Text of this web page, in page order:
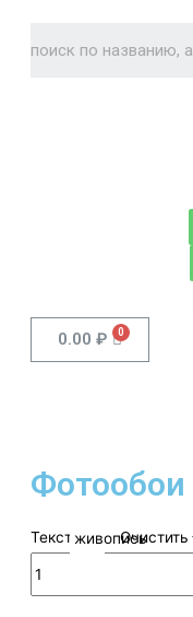
0.00 ₽
Текстура Очистить